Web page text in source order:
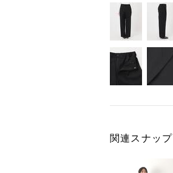
関連スナップ